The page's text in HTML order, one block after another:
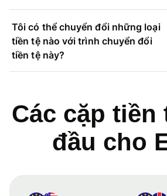
Tôi có thể chuyển đổi những loại
tiền tệ nào với trình chuyển đổi
tiền tệ này?
Các cặp tiền
đầu cho